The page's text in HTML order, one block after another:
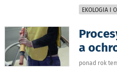
EKOLOGIA I
a
ponad rok